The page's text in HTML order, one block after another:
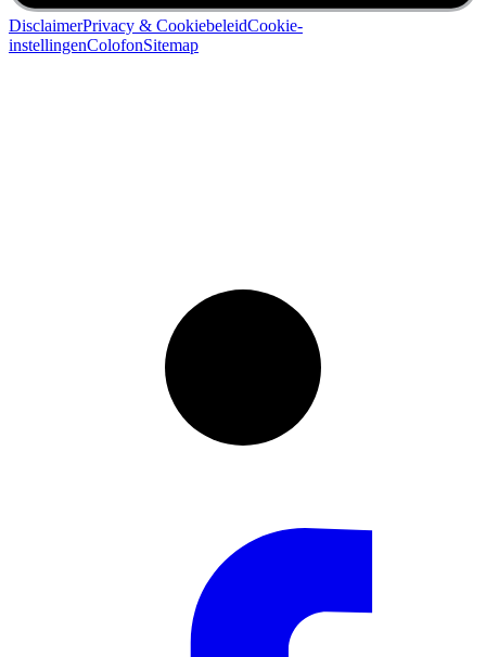
DisclaimerPrivacy & CookiebeleidCookie-
instellingenColofonSitemap